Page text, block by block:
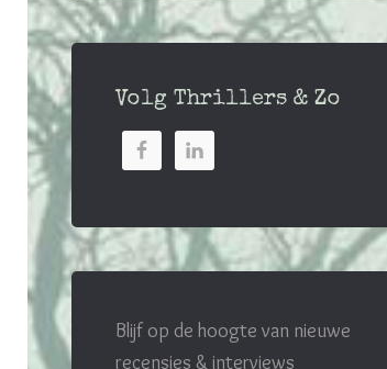
Volg Thrillers & Zo
Blijf op de hoogte van nieuwe
recensies & interviews